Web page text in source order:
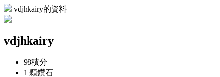
vdjhkairy的資料
vdjhkairy
98積分
1 顆鑽石